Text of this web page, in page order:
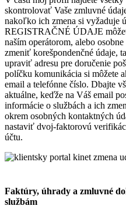
skontrolovať Vaše zmluvné
nakoľko ich zmena si vyžaduje
REGISTRAČNÉ ÚDAJE
naším operátorom, alebo
zmeniť korešpondenčné údaje,
upraviť adresu pre doručenie
políčku komunikácia si môžete
email a telefónne číslo. Dbajte
aktuálne, keďže na Váš email
informácie o službách a ich
okrem osobných kontaktných
nastaviť dvoj-faktorovú
účtu.
Faktúry, úhrady a zmluvné
službám